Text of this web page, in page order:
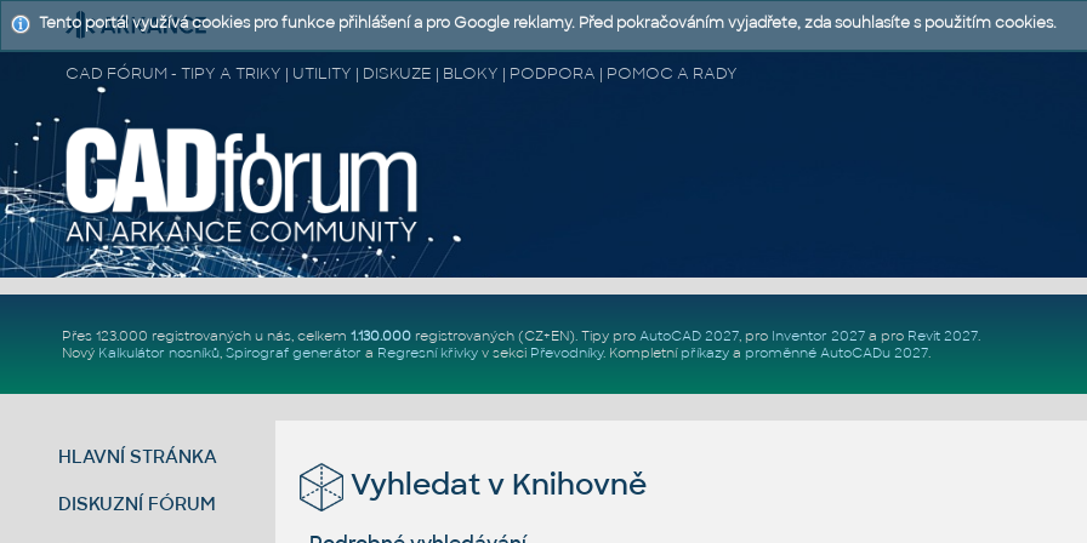
CAD FÓRUM - TIPY A TRIKY | UTILITY | DISKUZE | BLOKY | PODPORA | POMOC A RADY
Přes 123.000 registrovaných u nás, celkem 1.130.000registrovaných (CZ+EN). Tipy pro AutoCAD 2027, pro Inventor 2027a pro Revit 2027.
Nový Kalkulátor nosníků, Spirograf generátor a Regresní křivkyv sekci Převodníky. Kompletní příkazya proměnné AutoCADu 2027.
HLAVNÍ STRÁNKA
DISKUZNÍ FÓRUM
Vyhledat v Knihovně
Tento portál využívá cookies pro funkce přihlášení a pro Google reklamy. Před pokračováním vyjadřete, zda souhlasíte s použitím cookies.